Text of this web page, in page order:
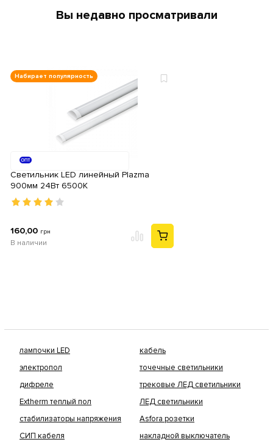
Вы недавно просматривали
Набирает популярность
Cветильник LED линейный Plazma
900мм 24Вт 6500K
160,00 грн
В наличии
лампочки LED
кабель
электропол
точечные светильники
дифреле
трековые ЛЕД светильники
Extherm теплый пол
ЛЕД светильники
стабилизаторы напряжения
Asfora розетки
СИП кабеля
накладной выключатель